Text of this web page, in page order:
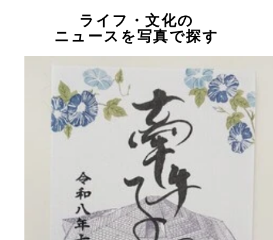
ライフ・文化の
ニュースを写真で探す